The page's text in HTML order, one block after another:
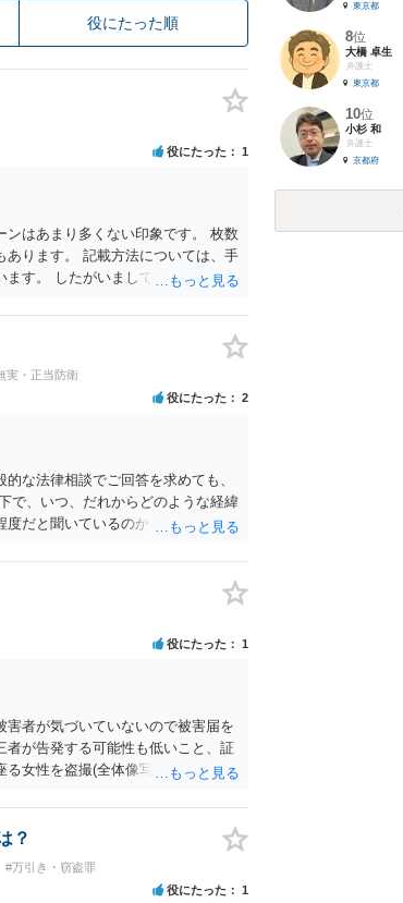
役にたった順
役にたった 1
ンはあまり多くない印象です。 枚数
あります。 記載方法については、手
す。 したがいまして、いずれも良
実・正当防衛
役にたった 2
な法律相談でご回答を求めても、
で、いつ、だれからどのような経緯
だと聞いているのかということに
容を録音することは必須だと考え
役にたった 1
者が気づいていないので被害届を
が告発する可能性も低いこと、証
女性を盗撮(全体像写真1枚と5秒程
弁護経験では多くなった印象です
あります）。2度としないことを
？
#万引き・窃盗罪
役にたった 1
東京都
8位
大橋 卓生
弁護士
東京都
10位
小杉 和
弁護士
京都府